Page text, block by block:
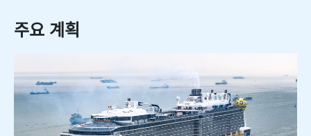
주요 계획